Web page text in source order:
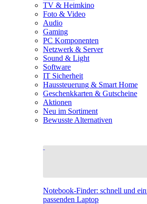
TV & Heimkino
Foto & Video
Audio
Gaming
PC Komponenten
Netzwerk & Server
Sound & Light
Software
IT Sicherheit
Haussteuerung & Smart Home
Geschenkkarten & Gutscheine
Aktionen
Neu im Sortiment
Bewusste Alternativen
Notebook-Finder: schnell und
passenden Laptop